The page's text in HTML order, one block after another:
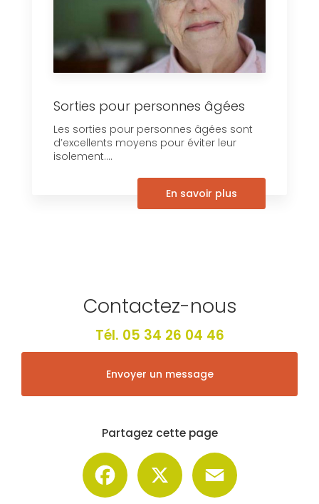
Sorties pour personnes âgées
Les sorties pour personnes âgées sont
d’excellents moyens pour éviter leur
isolement....
En savoir plus
Contactez-nous
Tél. 05 34 26 04 46
Envoyer un message
Partagez cette page
Facebook